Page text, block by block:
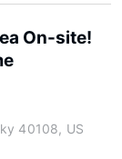
On-site!
40108, US